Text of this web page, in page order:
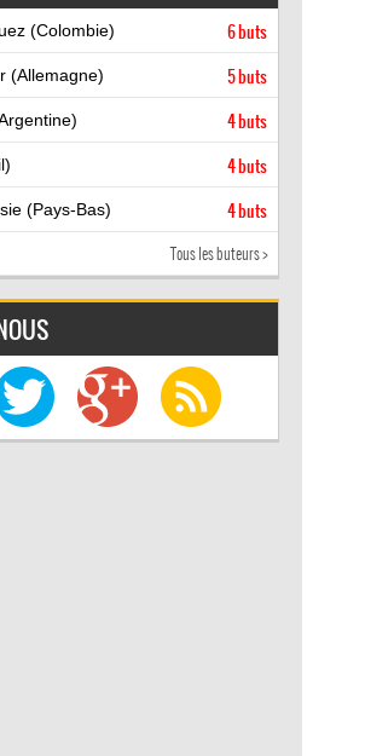
(Colombie) 6 buts
(Allemagne) 5 buts
4 buts
4 buts
(Pays-Bas) 4 buts
Tous les buteurs >